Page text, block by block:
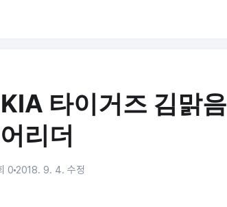
타이거즈 김맑음
리더
0 2018. 9. 4. 수정